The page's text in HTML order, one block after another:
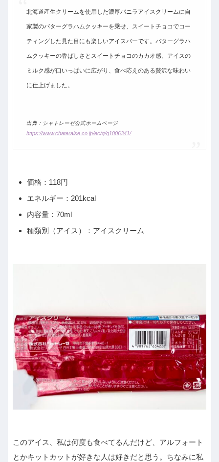
北海道産生クリームを使用した濃厚バニラアイスクリームに自
家製のバターグラハムクッキーを乗せ、スイートチョコでコー
ティングした見た目にも楽しいアイスバーです。バターグラハ
ムクッキーの香ばしさとスイートチョコのカカオ感、アイスの
ミルク感が口いっぱいに広がり、食べ応えのある贅沢な味わい
に仕上げました。
出典：シャトレーゼ公式ホームページ
https://www.chateraise.co.jp/ec/g/g1006341/
価格：118円
エネルギー：201kcal
内容量：70ml
種類別（アイス）：アイスクリーム
このアイス、私は何度も食べてるんだけど、アルフォート
とかキットカットが好きな人は好きだと思う。ちなみに私